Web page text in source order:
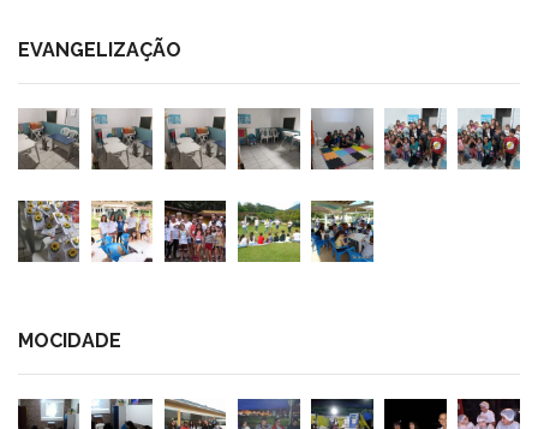
EVANGELIZAÇÃO
MOCIDADE